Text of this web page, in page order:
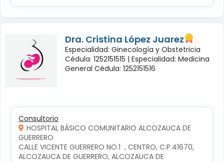
Dra. Cristina López Juarez
Especialidad: Ginecología y Obstetricia
Cédula: 1252151515 | Especialidad: Medicina
General Cédula: 1252151516
Consultorio
HOSPITAL BÁSICO COMUNITARIO ALCOZAUCA DE
GUERRERO
CALLE VICENTE GUERRERO NO.1  , CENTRO, C.P.41670,
ALCOZAUCA DE GUERRERO, ALCOZAUCA DE